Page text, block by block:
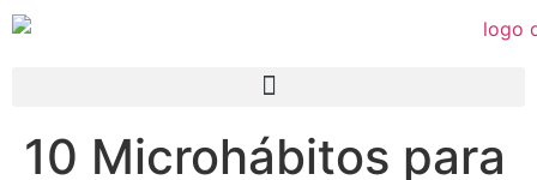
10 Microhábitos para